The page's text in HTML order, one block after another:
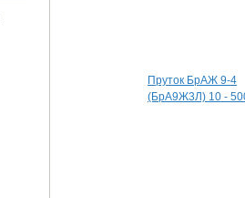
Пруток БрАЖ 9-4
(БрА9Ж3Л) 10 -